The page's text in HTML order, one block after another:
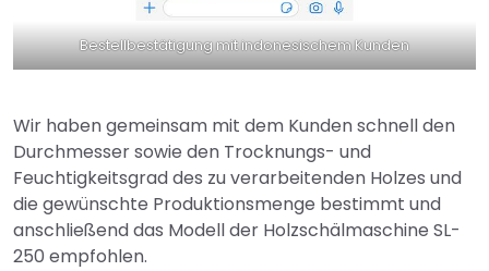
Bestellbestätigung mit indonesischem Kunden
Wir haben gemeinsam mit dem Kunden schnell den
Durchmesser sowie den Trocknungs- und
Feuchtigkeitsgrad des zu verarbeitenden Holzes und
die gewünschte Produktionsmenge bestimmt und
anschließend das Modell der Holzschälmaschine SL-
250 empfohlen.